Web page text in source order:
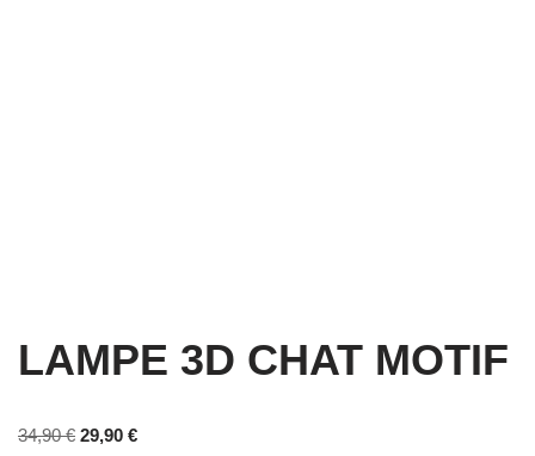
LAMPE 3D CHAT MOTIF
34,90€ 29,90 €